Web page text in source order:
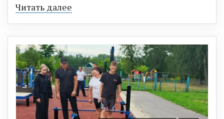
Читать далее